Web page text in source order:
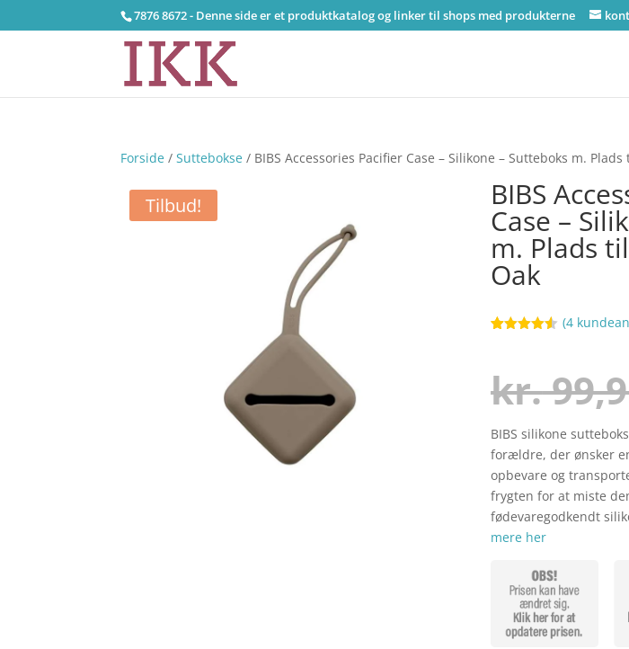
7876 8672 - Denne side er et produktkatalog og linker til shops med produkterne
Forside /Suttebokse / BIBS Accessories Pacifier Case – Silikone – Sutteboks m.
Tilbud! BIBS
Case –
m. Plads
Oak
baseret
på
kundebedø
(4
kr.
BIBS silikone
forældre, der ønsker
opbevare og
frygten for at miste
fødevaregodkendt
mere her